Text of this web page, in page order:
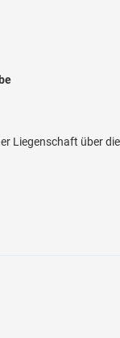
Liegenschaft über die